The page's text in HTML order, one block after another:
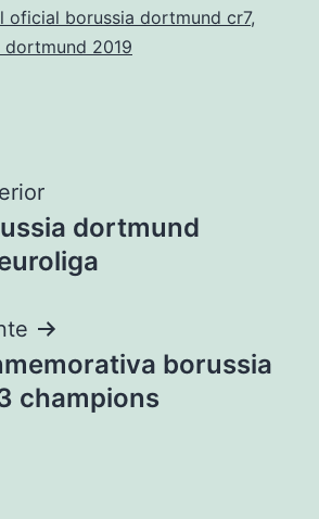
oficial borussia dortmund cr7,
2019
dortmund
borussia
champions